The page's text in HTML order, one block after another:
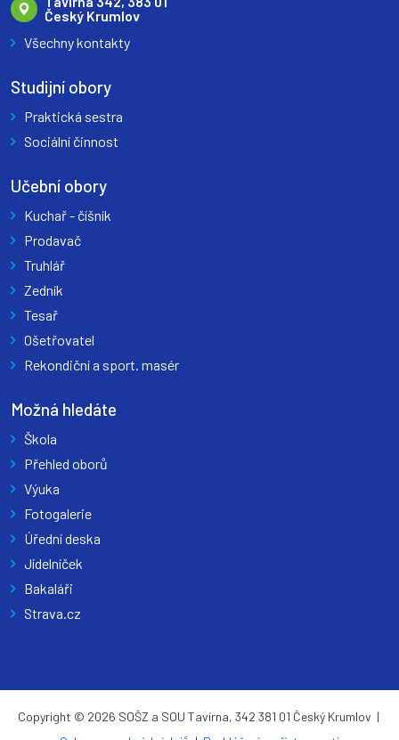
Český Krumlov
Všechny kontakty
Studijní obory
Praktická sestra
Sociální činnost
Učební obory
Kuchař - číšník
Prodavač
Truhlář
Zedník
Tesař
Ošetřovatel
Rekondiční a sport. masér
Možná hledáte
Škola
Přehled oborů
Výuka
Fotogalerie
Úřední deska
Jídelníček
Bakaláři
Strava.cz
Copyright © 2026 SOŠZ a SOU Tavírna, 342 381 01 Český Krumlov |